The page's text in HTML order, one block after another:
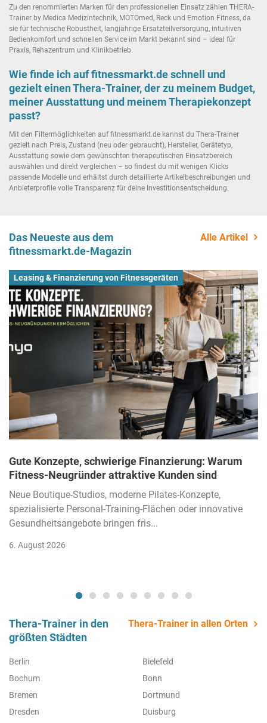
Zu den renommierten Marken für den professionellen Einsatz zählen THERA-
Trainer by Medica Medizintechnik, MOTOmed, Reck und Emotion Fitness, da
sie für technische Robustheit, langjährige Ersatzteilversorgung, intuitiven
Bedienkomfort und schnellen Service im Markt bekannt sind – ideal für
Praxis, Rehazentrum und Klinikbetrieb.
Wie finde ich auf fitnessmarkt.de schnell und
gezielt einen Thera-Trainer, der zu meinem Budget,
meiner Ausstattung und meinem Therapiekonzept
passt?
Mit den Filtermöglichkeiten auf fitnessmarkt.de kannst du Thera-Trainer
gezielt nach Preis, Zustand (neu oder gebraucht), Hersteller, Gerätetyp,
Ausstattung sowie dem gewünschten therapeutischen Einsatzbereich
auswählen und direkt vergleichen – so findest du mit wenigen Klicks
passende Modelle und erhältst durch detaillierte Artikelbeschreibungen und
Anbieterprofile volle Transparenz für deine Investitionsentscheidung.
Das Neueste aus dem
fitnessmarkt.de-Magazin
Alle Artikel
Leasing & Finanzierung von Fitnessgeräten
Gute Konzepte, schwierige Finanzierung: Warum
Fitness-Neugründer attraktive Kunden sind
Neue Boutique-Studios, moderne Pilates-Konzepte,
spezialisierte Personal-Training-Flächen oder innovative
Gesundheitsangebote bringen fris...
6. August 2026
Thera-Trainer in den
größten Städten
Thera-Trainer in allen Orten
Berlin
Bielefeld
Bochum
Bonn
Bremen
Dortmund
Dresden
Duisburg